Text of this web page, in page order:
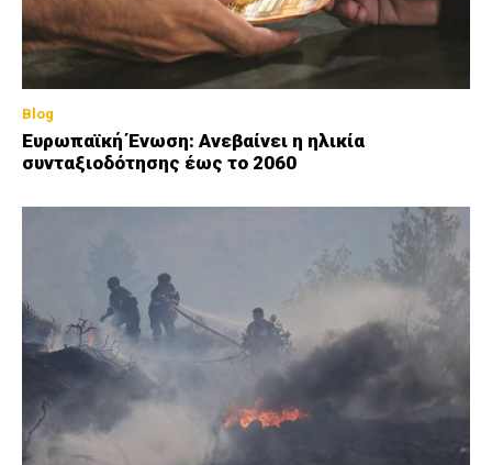
Blog
Ευρωπαϊκή Ένωση: Ανεβαίνει η ηλικία
συνταξιοδότησης έως το 2060